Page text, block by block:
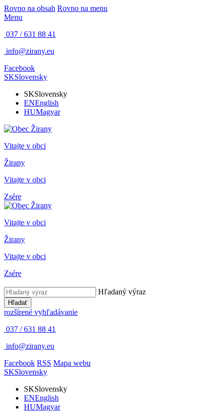
Rovno na obsah Rovno na menu
Menu
037 / 631 88 41
info@zirany.eu
Facebook
SKSlovensky
SKSlovensky
ENEnglish
HUMagyar
Vitajte v obci
Žirany
Vitajte v obci
Zsére
Vitajte v obci
Žirany
Vitajte v obci
Zsére
Hľadaný výraz
Hľadať
rozšírené vyhľadávanie
037 / 631 88 41
info@zirany.eu
Facebook RSS Mapa webu
SKSlovensky
SKSlovensky
ENEnglish
HUMagyar